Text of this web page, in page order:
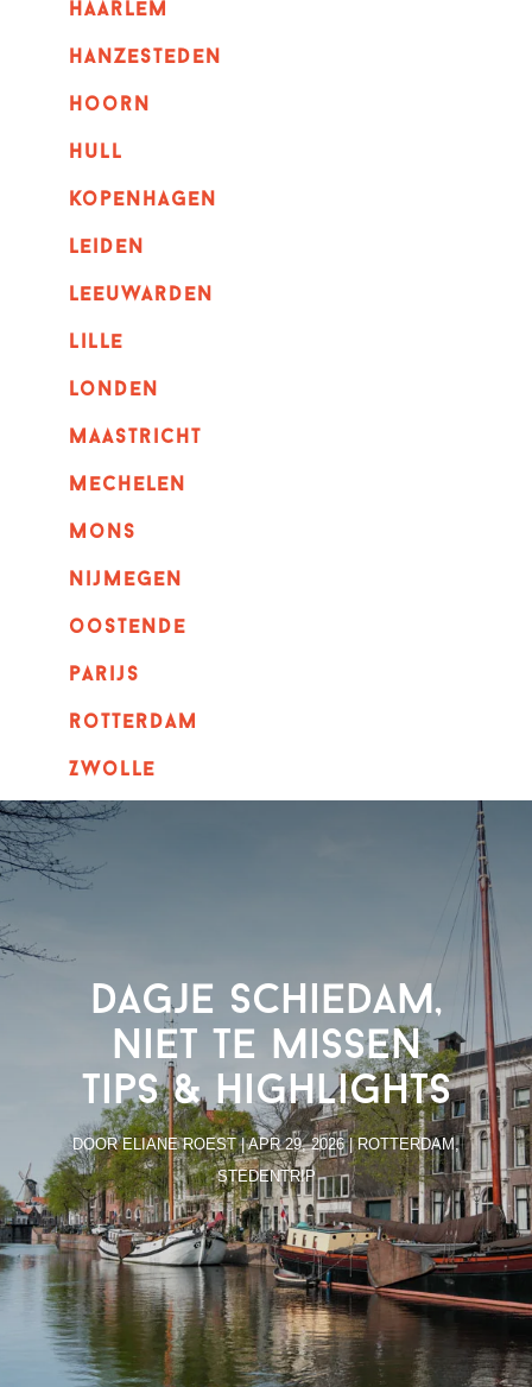
haarlem
hanzesteden
hoorn
hull
kopenhagen
leiden
leeuwarden
lille
londen
maastricht
mechelen
mons
nijmegen
oostende
parijs
rotterdam
Zwolle
Dagje Schiedam,
niet te missen
tips & highlights
DOORELIANE ROEST|APR 29, 2026|ROTTERDAM,
STEDENTRIP